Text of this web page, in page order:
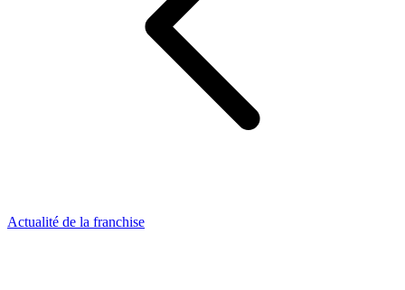
Actualité de la franchise